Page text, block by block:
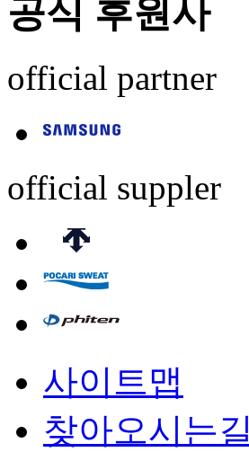
공식 후원사
official partner
official suppler
사이트맵
찾아오시는길